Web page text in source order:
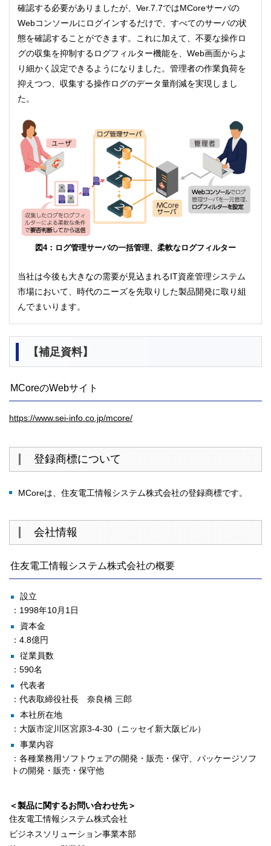
確認する必要がありましたが、Ver.7.7ではMCoreサーバの
Webコンソールにログインするだけで、すべてのサーバの状
態を確認することができます。これに加えて、不要な操作ロ
グの収集を抑制するログフィルター機能を、Web画面からよ
り細かく設定できるようになりました。管理者の作業負荷を
抑えつつ、収集する操作ログのデータ量削減を実現しまし
た。
図4：ログ管理サーバの一括管理、柔軟なログフィルター
当社は今後も大きなの需要が見込まれるIT資産管理システム
市場において、時代のニーズを先取りした製品開発に取り組
んでまいります。
【補足資料】
MCoreのWebサイト
https://www.sei-info.co.jp/mcore/
登録商標について
MCoreは、住友電工情報システム株式会社の登録商標です。
会社情報
住友電工情報システム株式会社の概要
設立
1998年10月1日
資本金
4.8億円
従業員数
590名
代表者
代表取締役社長 奈良橋 三郎
本社所在地
大阪市淀川区宮原3-4-30（ニッセイ新大阪ビル）
事業内容
各種業務用ソフトウェアの開発・販売・保守、 パッケージソフ
トの開発・販売・保守他
＜製品に関するお問い合わせ先＞
住友電工情報システム株式会社
ビジネスソリューション事業本部